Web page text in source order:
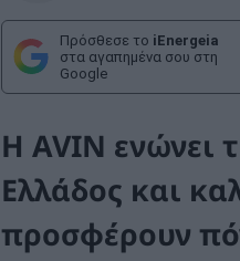
Πρόσθεσε το iEnergeia
στα αγαπημένα σου στη
Google
Η AVIN ενώνει
Ελλάδος και
προσφέρουν